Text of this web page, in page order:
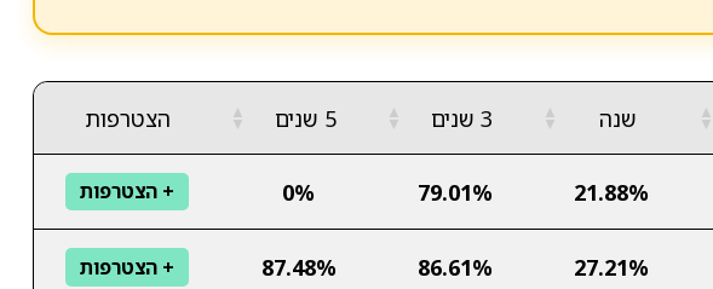
▲
▼ שנה ▲
▼ 3 שנים ▲
▼ 5 שנים ▲
▼ הצטרפות
21.88%
79.01%
0% + הצטרפות
27.21%
86.61%
87.48% + הצטרפות